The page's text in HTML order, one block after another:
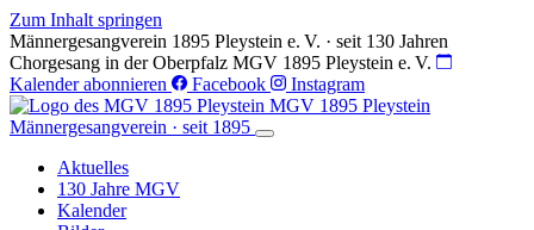
Zum Inhalt springen
Männergesangverein 1895 Pleystein e. V. · seit 130 Jahren
Chorgesang in der Oberpfalz MGV 1895 Pleystein e. V.
Kalender abonnieren
Facebook
Instagram
MGV 1895 Pleystein
Männergesangverein · seit 1895
Aktuelles
130 Jahre MGV
Kalender